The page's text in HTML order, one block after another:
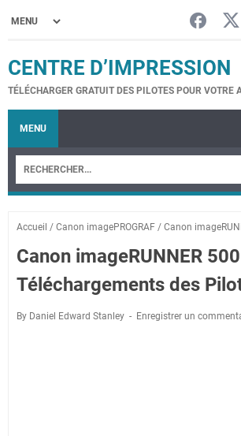
CENTRE D’IMPRESSION
TÉLÉCHARGER GRATUIT DES PILOTES POUR VOTRE
MENU
Accueil / Canon imagePROGRAF / Canon
Canon imageRUNNER
Téléchargements des
By Daniel Edward Stanley Enregistrer un